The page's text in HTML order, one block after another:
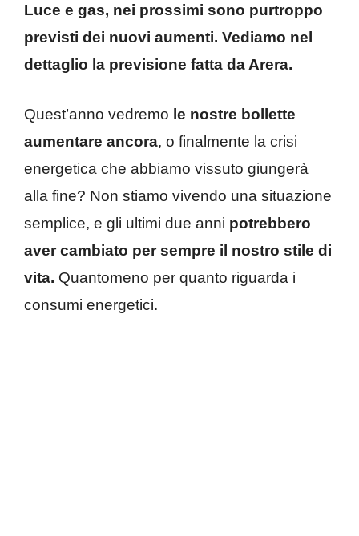
Luce e gas, nei prossimi sono purtroppo
previsti dei nuovi aumenti. Vediamo nel
dettaglio la previsione fatta da Arera.
Quest’anno vedremo le nostre bollette
aumentare ancora, o finalmente la crisi
energetica che abbiamo vissuto giungerà
alla fine? Non stiamo vivendo una situazione
semplice, e gli ultimi due anni potrebbero
aver cambiato per sempre il nostro stile di
vita. Quantomeno per quanto riguarda i
consumi energetici.